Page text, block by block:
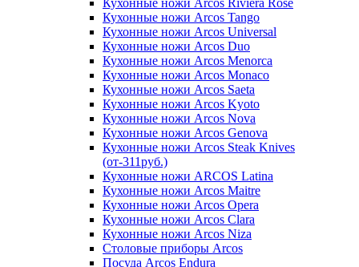
Кухонные ножи Arcos Riviera Rose
Кухонные ножи Arcos Tango
Кухонные ножи Arcos Universal
Кухонные ножи Arcos Duo
Кухонные ножи Arcos Menorca
Кухонные ножи Arcos Monaco
Кухонные ножи Arcos Saeta
Кухонные ножи Arcos Kyoto
Кухонные ножи Arcos Nova
Кухонные ножи Arcos Genova
Кухонные ножи Arcos Steak Knives
(от-311руб.)
Кухонные ножи ARCOS Latina
Кухонные ножи Arcos Maitre
Кухонные ножи Arcos Opera
Кухонные ножи Arcos Clara
Кухонные ножи Arcos Niza
Столовые приборы Arcos
Посуда Arcos Endura